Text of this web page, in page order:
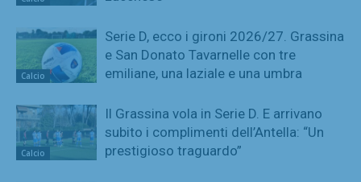
Calcio
Serie D, ecco i gironi 2026/27. Grassina
e San Donato Tavarnelle con tre
emiliane, una laziale e una umbra
Calcio
Il Grassina vola in Serie D. E arrivano
subito i complimenti dell’Antella: “Un
prestigioso traguardo”